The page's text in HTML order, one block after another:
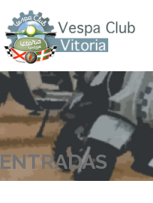
VESPACLUBVITORIA
ENTRADAS